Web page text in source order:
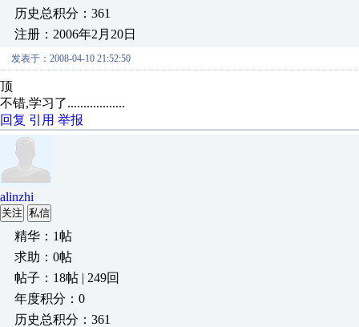
历史总积分：361
注册：2006年2月20日
发表于：2008-04-10 21:52:50
顶
不错,学习了..................
回复 引用 举报
alinzhi
关注 私信
精华：1帖
求助：0帖
帖子：18帖 | 249回
年度积分：0
历史总积分：361